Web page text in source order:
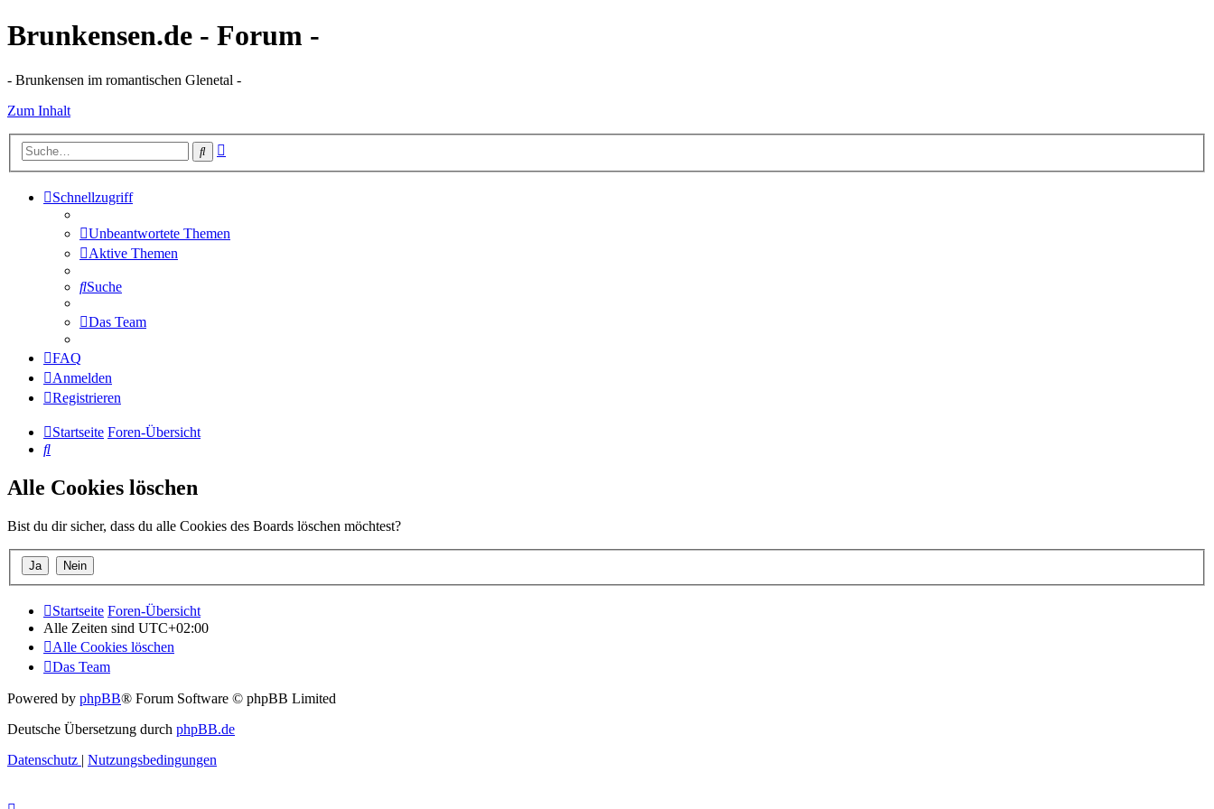
Brunkensen.de - Forum -
- Brunkensen im romantischen Glenetal -
Zum Inhalt
Suche
Schnellzugriff
Unbeantwortete Themen
Aktive Themen
Suche
Das Team
FAQ
Anmelden
Registrieren
Startseite Foren-Übersicht
Suche
Alle Cookies löschen
Bist du dir sicher, dass du alle Cookies des Boards löschen möchtest?
Startseite Foren-Übersicht
Alle Zeiten sind UTC+02:00
Alle Cookies löschen
Das Team
Powered by phpBB® Forum Software © phpBB Limited
Deutsche Übersetzung durch phpBB.de
Datenschutz | Nutzungsbedingungen